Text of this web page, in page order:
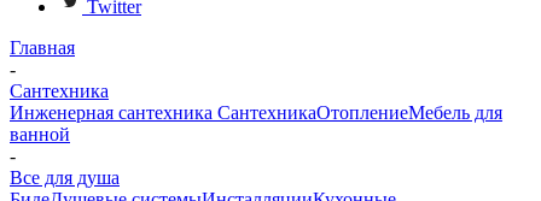
Twitter
Главная
-
Сантехника
Инженерная сантехника СантехникаОтоплениеМебель для
ванной
-
Все для душа